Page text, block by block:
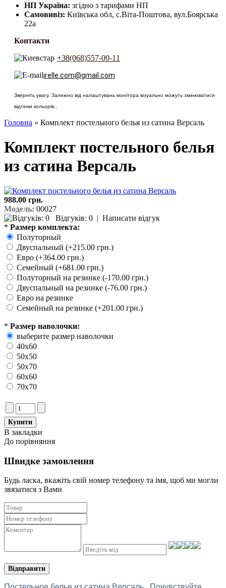
НП Україна: згідно з тарифами НП
Самовивіз: Київська обл, с.Віта-Поштова, вул.Боярська
22а
Контакти
+38(068)557-00-11
irelle.com@gmail.com
Зверніть увагу. Залежно від налаштувань монітора візуально можуть змінюватися
відтінки кольорів..
Головна » Комплект постельного белья из сатина Версаль
Комплект постельного белья
из сатина Версаль
988.00 грн.
Модель: 00027
Відгуків: 0 | Написати відгук
* Размер комплекта:
Полуторный
Двуспальный (+215.00 грн.)
Евро (+364.00 грн.)
Семейный (+681.00 грн.)
Полуторный на резинке (-170.00 грн.)
Двуспальный на резинке (-76.00 грн.)
Евро на резинке
Семейный на резинке (+201.00 грн.)
* Размер наволочки:
выберите размер наволочки
40х60
50х50
50х70
60х60
70х70
В закладки
До порівняння
Швидке замовлення
Будь ласка, вкажіть свій номер телефону та iмя, щоб ми могли
звязатися з Вами
Відправити